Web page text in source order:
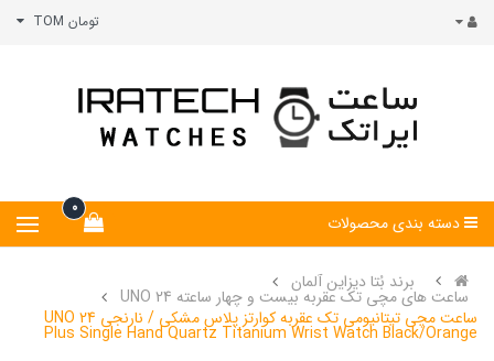
تومان TOM
0
دسته بندی محصولات
برند بُتا دیزاین آلمان
ساعت های مچی تک عقربه بیست و چهار ساعته UNO 24
ساعت مچی تیتانیومی تک عقربه کوارتز پلاس مشکی / نارنجی UNO 24
Plus Single Hand Quartz Titanium Wrist Watch Black/Orange